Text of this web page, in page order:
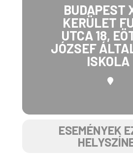
BUDAPEST
KERÜLET
UTCA 18,
JÓZSEF
ISKOLA
ESEMÉNYEK